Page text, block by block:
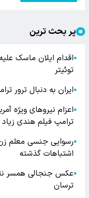
پر بحث ترین
●اقدام ایلان ماسک
توئیتر
●ایران به دنبال ترور
●اعزام نیروهای ویژه
ترامپ فیلم هندی
●
اشتباهات گذشته
●عکس جنجالی همسر
ترسان